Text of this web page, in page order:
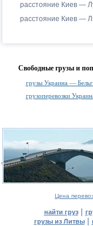
расстояние Киев —
расстояние Киев —
Свободные грузы и
грузы Украина —
грузоперевозки
Цена
найти груз|
грузы из Литвы|